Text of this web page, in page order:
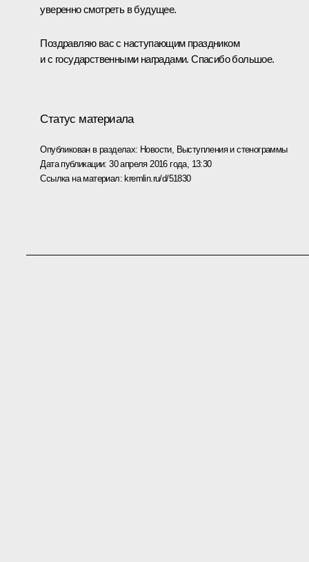
уверенно смотреть в будущее.
Поздравляю вас с наступающим праздником
и с государственными наградами. Спасибо большое.
Статус материала
Опубликован в разделах: Новости, Выступления и стенограммы
Дата публикации:30 апреля 2016 года, 13:30
Ссылка на материал: kremlin.ru/d/51830